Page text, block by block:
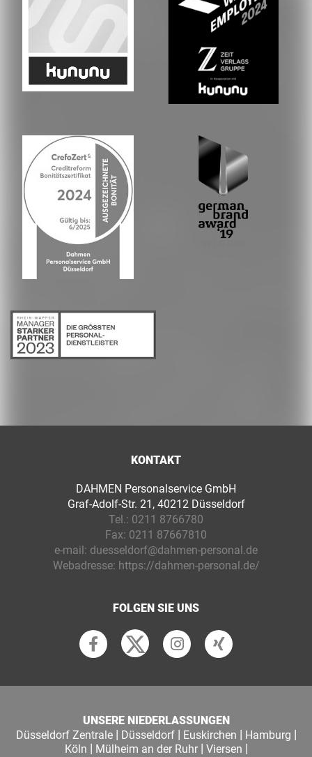
KONTAKT
DAHMEN Personalservice GmbH
Graf-Adolf-Str. 21, 40212 Düsseldorf
Tel.: 0211 8766780
Fax: 0211 87667810
e-mail: duesseldorf@dahmen-personal.de
Webadresse: https://dahmen-personal.de/
FOLGEN SIE UNS
UNSERE NIEDERLASSUNGEN
Düsseldorf Zentrale| Düsseldorf| Euskirchen | Hamburg |
Köln | Mülheim an der Ruhr| Viersen |